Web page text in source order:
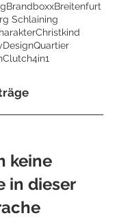
BrandboxxBreitenfurt
Schlaining
Christkind
Clutch4in1
keine
in dieser